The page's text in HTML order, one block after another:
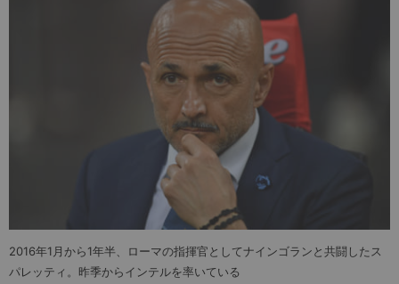
2016年1月から1年半、ローマの指揮官としてナインゴランと共闘したス
パレッティ。昨季からインテルを率いている